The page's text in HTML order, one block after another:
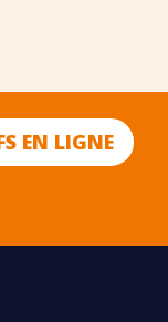
EN LIGNE